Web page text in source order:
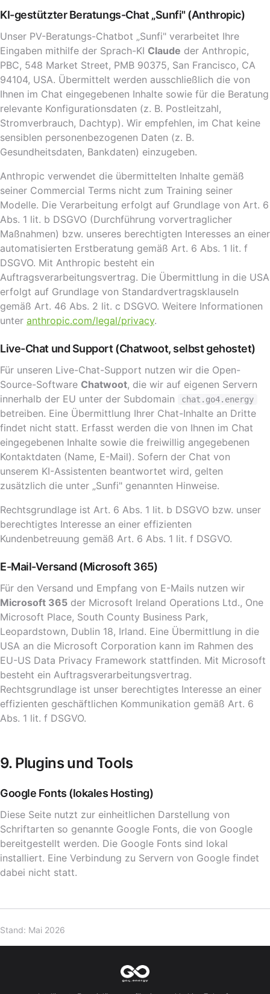
KI-gestützter Beratungs-Chat „Sunfi" (Anthropic)
Unser PV-Beratungs-Chatbot „Sunfi" verarbeitet Ihre
Eingaben mithilfe der Sprach-KI Claude der Anthropic,
PBC, 548 Market Street, PMB 90375, San Francisco, CA
94104, USA. Übermittelt werden ausschließlich die von
Ihnen im Chat eingegebenen Inhalte sowie für die Beratung
relevante Konfigurationsdaten (z. B. Postleitzahl,
Stromverbrauch, Dachtyp). Wir empfehlen, im Chat keine
sensiblen personenbezogenen Daten (z. B.
Gesundheitsdaten, Bankdaten) einzugeben.
Anthropic verwendet die übermittelten Inhalte gemäß
seiner Commercial Terms nicht zum Training seiner
Modelle. Die Verarbeitung erfolgt auf Grundlage von Art. 6
Abs. 1 lit. b DSGVO (Durchführung vorvertraglicher
Maßnahmen) bzw. unseres berechtigten Interesses an einer
automatisierten Erstberatung gemäß Art. 6 Abs. 1 lit. f
DSGVO. Mit Anthropic besteht ein
Auftragsverarbeitungsvertrag. Die Übermittlung in die USA
erfolgt auf Grundlage von Standardvertragsklauseln
gemäß Art. 46 Abs. 2 lit. c DSGVO. Weitere Informationen
unter anthropic.com/legal/privacy.
Live-Chat und Support (Chatwoot, selbst gehostet)
Für unseren Live-Chat-Support nutzen wir die Open-
Source-Software Chatwoot, die wir auf eigenen Servern
innerhalb der EU unter der Subdomain
chat.go4.energy
betreiben. Eine Übermittlung Ihrer Chat-Inhalte an Dritte
findet nicht statt. Erfasst werden die von Ihnen im Chat
eingegebenen Inhalte sowie die freiwillig angegebenen
Kontaktdaten (Name, E-Mail). Sofern der Chat von
unserem KI-Assistenten beantwortet wird, gelten
zusätzlich die unter „Sunfi" genannten Hinweise.
Rechtsgrundlage ist Art. 6 Abs. 1 lit. b DSGVO bzw. unser
berechtigtes Interesse an einer effizienten
Kundenbetreuung gemäß Art. 6 Abs. 1 lit. f DSGVO.
E-Mail-Versand (Microsoft 365)
Für den Versand und Empfang von E-Mails nutzen wir
Microsoft 365 der Microsoft Ireland Operations Ltd., One
Microsoft Place, South County Business Park,
Leopardstown, Dublin 18, Irland. Eine Übermittlung in die
USA an die Microsoft Corporation kann im Rahmen des
EU-US Data Privacy Framework stattfinden. Mit Microsoft
besteht ein Auftragsverarbeitungsvertrag.
Rechtsgrundlage ist unser berechtigtes Interesse an einer
effizienten geschäftlichen Kommunikation gemäß Art. 6
Abs. 1 lit. f DSGVO.
9. Plugins und Tools
Google Fonts (lokales Hosting)
Diese Seite nutzt zur einheitlichen Darstellung von
Schriftarten so genannte Google Fonts, die von Google
bereitgestellt werden. Die Google Fonts sind lokal
installiert. Eine Verbindung zu Servern von Google findet
dabei nicht statt.
Stand: Mai 2026